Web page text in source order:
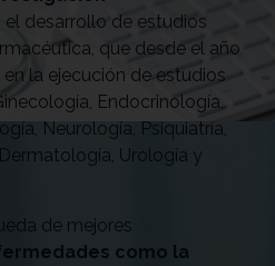
desarrollo de estudios
que desde el año
la ejecución de estudios
Endocrinología,
Neurología, Psiquiatría,
Urología y
de mejores
como la